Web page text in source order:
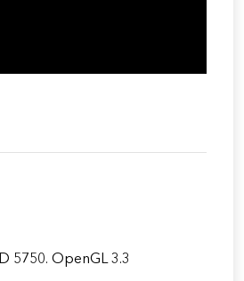
5750. OpenGL 3.3